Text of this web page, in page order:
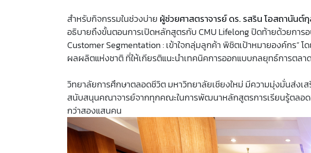
สำหรับกิจกรรมในช่วงบ่าย ผู้ช่วยศาสตราจารย์ ดร. รสริน โอสถานัน
อธิบายถึงขั้นตอนการเปิดหลักสูตรกับ CMU Lifelong ปิดท้ายด้วยการ
Customer Segmentation : เข้าใจกลุ่มลูกค้า พิชิตเป้าหมายองค์กร” โ
ผลผลิตแห่งชาติ ที่ให้เกียรติแนะนำเทคนิคการออกแบบกลยุทธ์การตล
วิทยาลัยการศึกษาตลอดชีวิต มหาวิทยาลัยเชียงใหม่ มีความมุ่งมั่นส่ง
สนับสนุนคณาจารย์จากทุกคณะในการพัฒนาหลักสูตรการเรียนรู้ตลอ
กว่าสองแสนคน